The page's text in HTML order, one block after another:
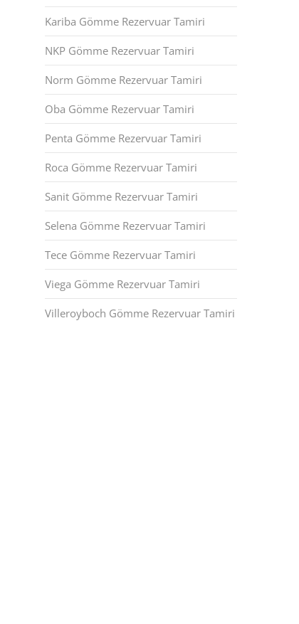
Kariba Gömme Rezervuar Tamiri
NKP Gömme Rezervuar Tamiri
Norm Gömme Rezervuar Tamiri
Oba Gömme Rezervuar Tamiri
Penta Gömme Rezervuar Tamiri
Roca Gömme Rezervuar Tamiri
Sanit Gömme Rezervuar Tamiri
Selena Gömme Rezervuar Tamiri
Tece Gömme Rezervuar Tamiri
Viega Gömme Rezervuar Tamiri
Villeroyboch Gömme Rezervuar Tamiri